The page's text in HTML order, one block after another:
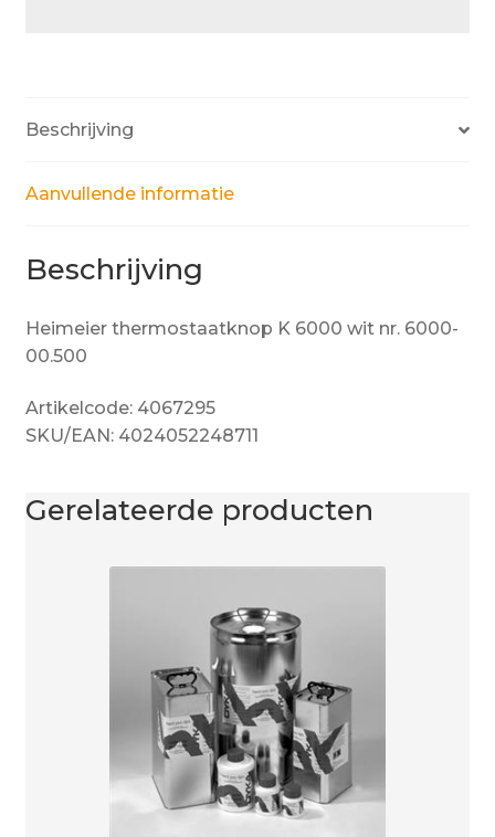
Beschrijving
Aanvullende informatie
Beschrijving
Heimeier thermostaatknop K 6000 wit nr. 6000-
00.500
Artikelcode: 4067295
SKU/EAN: 4024052248711
Gerelateerde producten